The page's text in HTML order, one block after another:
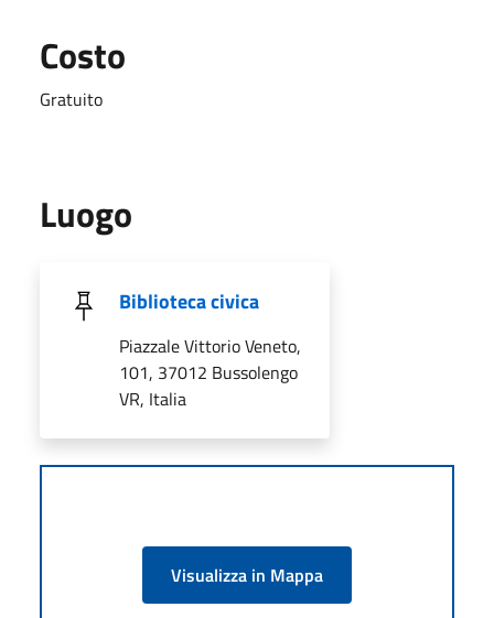
Costo
Gratuito
Luogo
Biblioteca civica
Piazzale Vittorio Veneto,
101, 37012 Bussolengo
VR, Italia
Visualizza in Mappa